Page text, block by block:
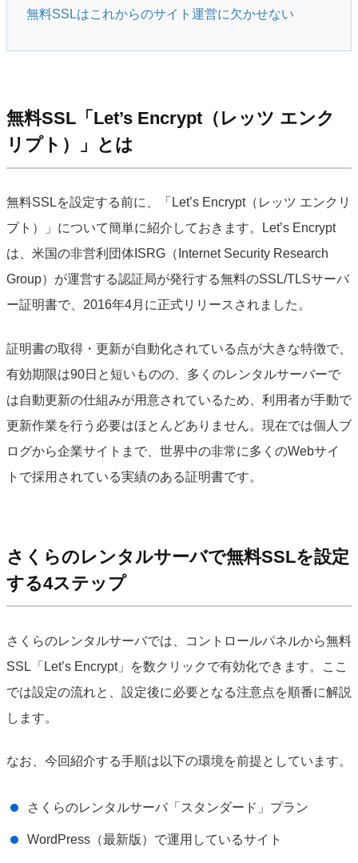
無料SSLはこれからのサイト運営に欠かせない
無料SSL「Let’s Encrypt（レッツ エンク
リプト）」とは
無料SSLを設定する前に、「Let’s Encrypt（レッツ エンクリ
プト）」について簡単に紹介しておきます。Let’s Encrypt
は、米国の非営利団体ISRG（Internet Security Research
Group）が運営する認証局が発行する無料のSSL/TLSサーバ
ー証明書で、2016年4月に正式リリースされました。
証明書の取得・更新が自動化されている点が大きな特徴で、
有効期限は90日と短いものの、多くのレンタルサーバーで
は自動更新の仕組みが用意されているため、利用者が手動で
更新作業を行う必要はほとんどありません。現在では個人ブ
ログから企業サイトまで、世界中の非常に多くのWebサイ
トで採用されている実績のある証明書です。
さくらのレンタルサーバで無料SSLを設定
する4ステップ
さくらのレンタルサーバでは、コントロールパネルから無料
SSL「Let’s Encrypt」を数クリックで有効化できます。ここ
では設定の流れと、設定後に必要となる注意点を順番に解説
します。
なお、今回紹介する手順は以下の環境を前提としています。
さくらのレンタルサーバ「スタンダード」プラン
WordPress（最新版）で運用しているサイト